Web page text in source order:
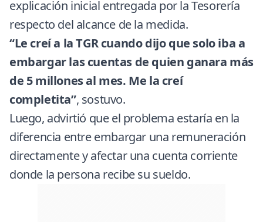
explicación inicial entregada por la Tesorería
respecto del alcance de la medida.
“Le creí a la TGR cuando dijo que solo iba a
embargar las cuentas de quien ganara más
de 5 millones al mes. Me la creí
completita”, sostuvo.
Luego, advirtió que el problema estaría en la
diferencia entre embargar una remuneración
directamente y afectar una cuenta corriente
donde la persona recibe su sueldo.